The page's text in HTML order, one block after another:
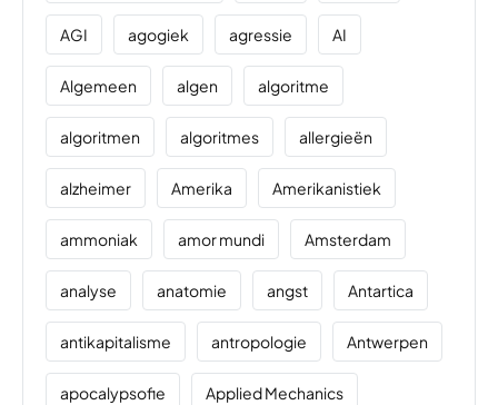
AGI agogiek agressie AI
Algemeen algen algoritme
algoritmen algoritmes allergieën
alzheimer Amerika Amerikanistiek
ammoniak amor mundi Amsterdam
analyse anatomie angst Antartica
antikapitalisme antropologie Antwerpen
apocalypsofie Applied Mechanics